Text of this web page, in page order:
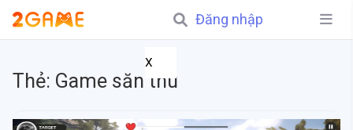
Đăng nhập
X
Thẻ: Game săn thú